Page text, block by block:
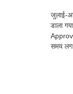
जुलाई-
डाला
समय